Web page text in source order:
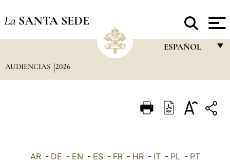
La SANTA SEDE
ESPAÑOL
ITALIANO
AUDIENCIAS 2026
AR- DE - EN - ES- FR- HR- IT- PL- PT